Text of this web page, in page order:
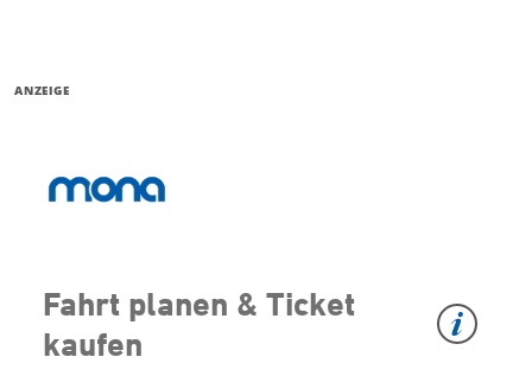
ANZEIGE